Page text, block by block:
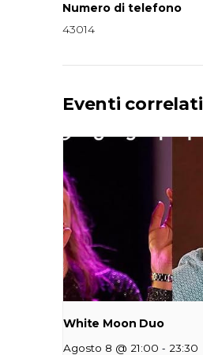
Numero di telefono
43014
Eventi correlati
White Moon Duo
Agosto 8 @ 21:00 - 23:30